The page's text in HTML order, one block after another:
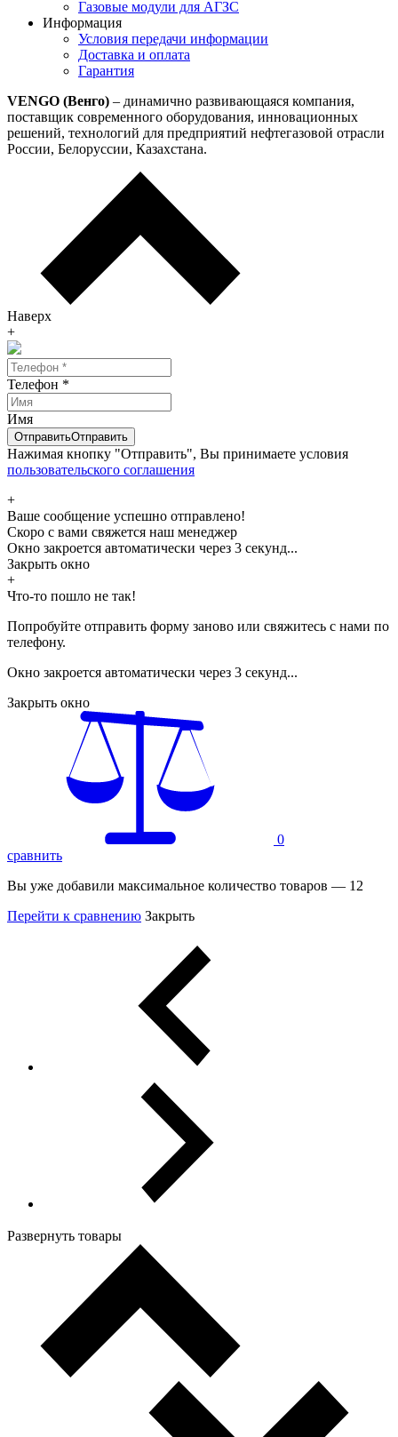
Газовые модули для АГЗС
Информация
Условия передачи информации
Доставка и оплата
Гарантия
VENGO (Венго) – динамично развивающаяся компания,
поставщик современного оборудования, инновационных
решений, технологий для предприятий нефтегазовой отрасли
России, Белоруссии, Казахстана.
Наверх
+
Телефон *
Имя
ОтправитьОтправить
Нажимая кнопку "Отправить", Вы принимаете условия
пользовательского соглашения
+
Ваше сообщение успешно отправлено!
Скоро с вами свяжется наш менеджер
Окно закроется автоматически через 3 секунд...
Закрыть окно
+
Что-то пошло не так!
Попробуйте отправить форму заново или свяжитесь с нами по
телефону.
Окно закроется автоматически через 3 секунд...
Закрыть окно
0
сравнить
Вы уже добавили максимальное количество товаров — 12
Перейти к сравнению Закрыть
Развернуть товары